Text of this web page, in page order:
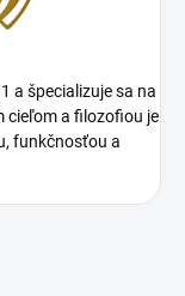
a špecializuje sa na
cieľom a filozofiou je
funkčnosťou a